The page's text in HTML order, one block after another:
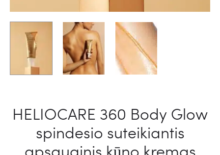
HELIOCARE 360 Body Glow
spindesio suteikiantis
apsauginis kūno kremas